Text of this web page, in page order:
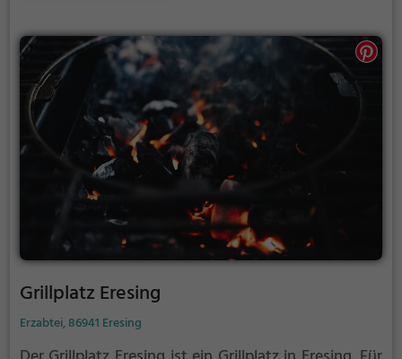
Grillplatz Eresing
Erzabtei, 86941 Eresing